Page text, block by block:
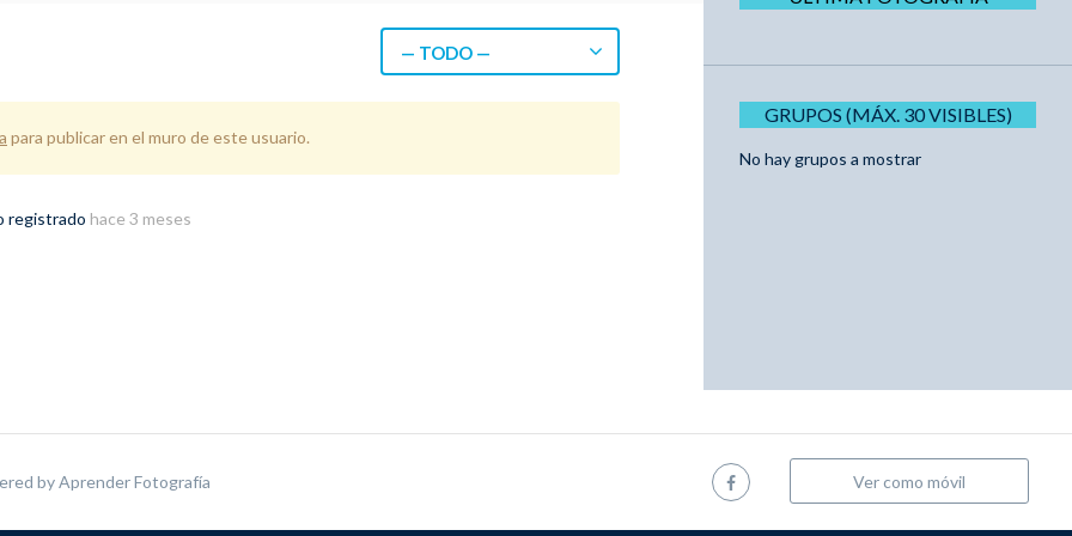
— TODO —
para publicar en el muro de este usuario.
registrado hace 3 meses
GRUPOS (MÁX. 30 VISIBLES)
No hay grupos a mostrar
byAprender Fotografía